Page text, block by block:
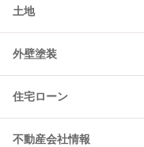
土地
外壁塗装
住宅ローン
不動産会社情報